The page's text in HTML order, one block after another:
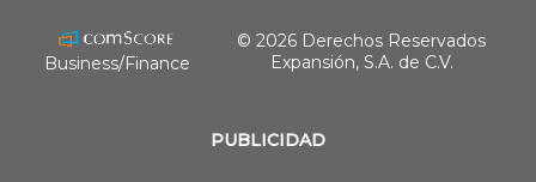
PUBLICIDAD
Business/Finance
© 2026 Derechos Reservados
Expansión, S.A. de C.V.